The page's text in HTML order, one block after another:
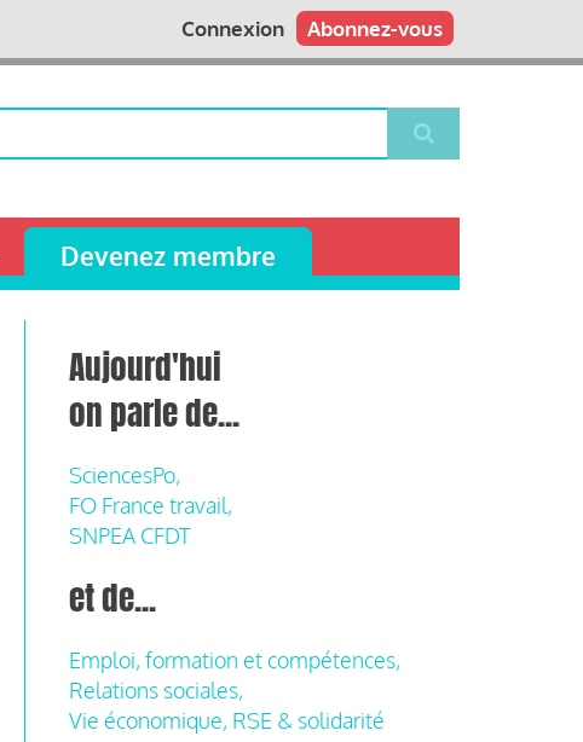
Abonnez-vous
Connexion
Devenez membre
Aujourd'hui
on parle de...
SciencesPo,
FO France travail,
SNPEA CFDT
et de...
Emploi, formation et compétences,
Relations sociales,
Vie économique, RSE & solidarité